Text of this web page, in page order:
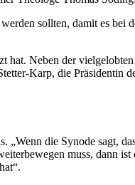
sollten, damit es bei
hat. Neben der
Karp, die Präsidentin
die Synode sagt,
muss, dann